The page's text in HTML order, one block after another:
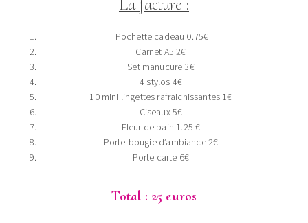
La facture :
Pochette cadeau 0.75€
Carnet A5 2€
Set manucure 3€
4 stylos 4€
10 mini lingettes rafraichissantes 1€
Ciseaux 5€
Fleur de bain 1.25 €
Porte-bougie d’ambiance 2€
Porte carte 6€
Total : 25 euros